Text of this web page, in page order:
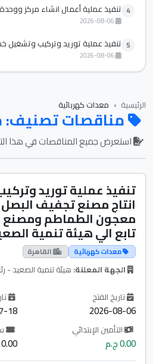
4 تنفيذ عملية أعمال انشاء مركز
5 تنفيذ عملية توريد وتركيب وتشغيل
الرئيسية معدات كهربائية
مناقصات تصنيف:
استعرض جميع المناقصات في هذا
تنفيذ عملية توريد
انتاج مصنع تجفيف
معجون الطماطم ومصنع
تابع الي هيئة تنمية
معدات كهربائية القاهرة
الجهة المعلنة: هيئة تنمية الصعيد -
تاريخ الفتح
2026-08-06
18
التأمين الإبتدائي
0.00 ج.م 0.00 ج.م